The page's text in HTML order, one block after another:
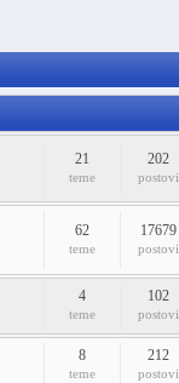
21
teme
202
postovi
62
teme
17679
postovi
4
teme
102
postovi
8
teme
212
postovi